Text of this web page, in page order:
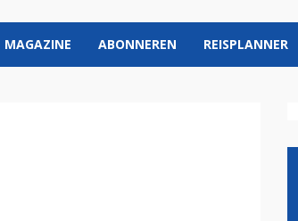
MAGAZINE ABONNEREN REISPLANNER